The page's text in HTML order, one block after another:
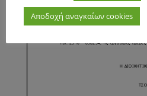
Αποδοχή αναγκαίων cookies